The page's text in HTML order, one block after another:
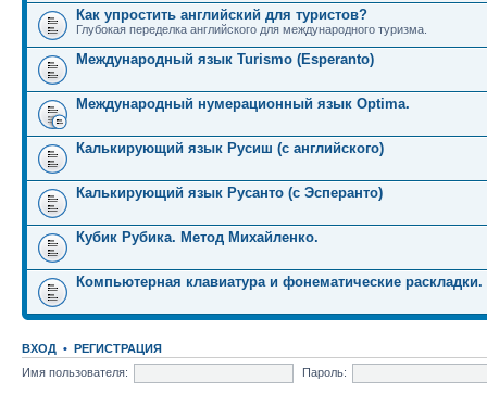
Как упростить английский для туристов?
Глубокая переделка английского для международного туризма.
Международный язык Turismo (Esperanto)
Международный нумерационный язык Optima.
Калькирующий язык Русиш (с английского)
Калькирующий язык Русанто (с Эсперанто)
Кубик Рубика. Метод Михайленко.
Компьютерная клавиатура и фонематические раскладки.
ВХОД • РЕГИСТРАЦИЯ
Имя пользователя:
Пароль: